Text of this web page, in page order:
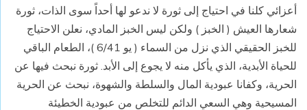
أعزائي كلنا في احتياج إلى ثورة لا ندعو لها أحداً سوى الذات، ثورة
شعارها العيش ( الخبز ) ولكن ليس الخبز المادي، نعلن الاحتياج
للخبز الحقيقي الذي نزل من السماء ( يو 6/41 )، الطعام الباقي
للحياة الأبدية، الذي يأكل منه لا يجوع إلى الأبد. ثورة نبحث فيها عن
الحرية، وكفانا عبودية المال والسلطة والشهوة، نبحث عن الحرية
المسيحية وهي السعي الدائم للتخلص من عبودية الخطيئة